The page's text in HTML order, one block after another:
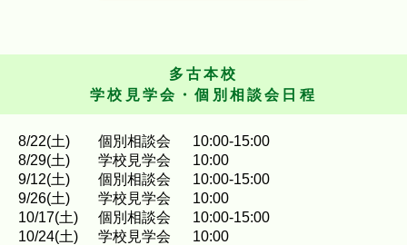
多古本校
学校見学会・個別相談会日程
8/22(土) 個別相談会
10:00-15:00
8/29(土) 学校見学会
10:00
9/12(土) 個別相談会
10:00-15:00
9/26(土) 学校見学会
10:00
10/17(土) 個別相談会
10:00-15:00
10/24(土) 学校見学会 10:00